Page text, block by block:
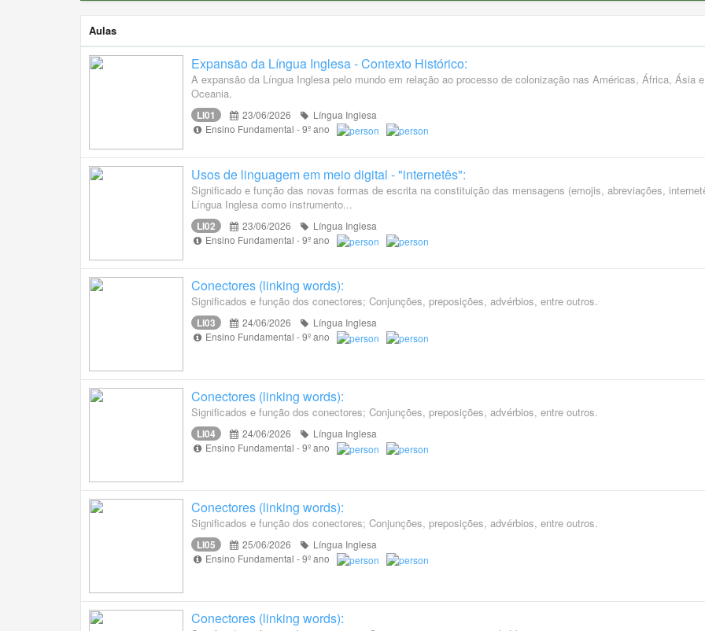
Aulas
Expansão da Língua Inglesa - Contexto Histórico:
A expansão da Língua Inglesa pelo mundo em relação ao processo de colonização nas Américas, África, Ásia e
Oceania.
LI01 23/06/2026
Língua Inglesa
Ensino Fundamental - 9º ano
Usos de linguagem em meio digital - "internetês":
Significado e função das novas formas de escrita na constituição das mensagens (emojis, abreviações,
Língua Inglesa como instrumento...
LI02 23/06/2026
Língua Inglesa
Ensino Fundamental - 9º ano
Conectores (linking words):
Significados e função dos conectores; Conjunções, preposições, advérbios, entre outros.
LI03 24/06/2026
Língua Inglesa
Ensino Fundamental - 9º ano
Conectores (linking words):
Significados e função dos conectores; Conjunções, preposições, advérbios, entre outros.
LI04 24/06/2026
Língua Inglesa
Ensino Fundamental - 9º ano
Conectores (linking words):
Significados e função dos conectores; Conjunções, preposições, advérbios, entre outros.
LI05 25/06/2026
Língua Inglesa
Ensino Fundamental - 9º ano
Conectores (linking words):